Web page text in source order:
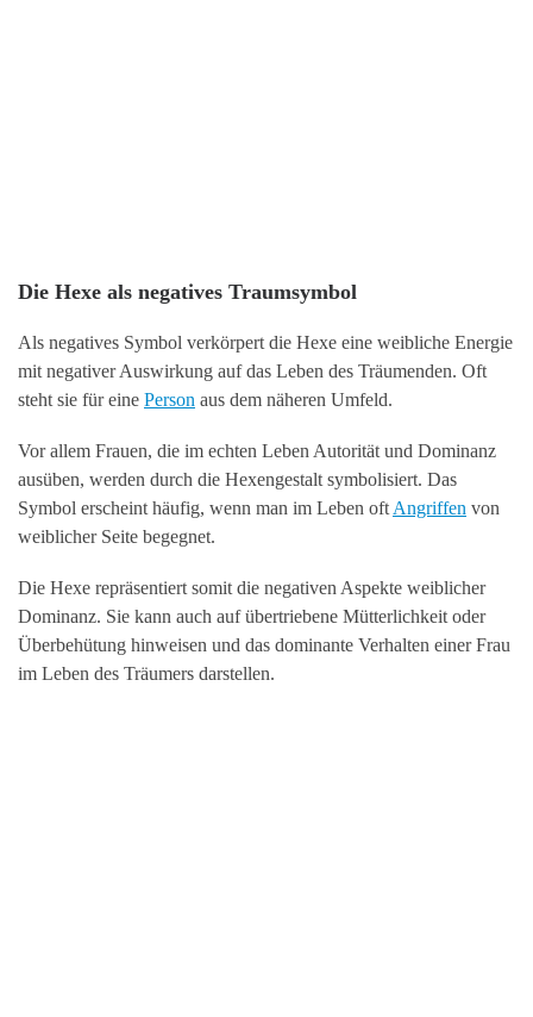
Die Hexe als negatives Traumsymbol
Als negatives Symbol verkörpert die Hexe eine weibliche Energie
mit negativer Auswirkung auf das Leben des Träumenden. Oft
steht sie für eine Person aus dem näheren Umfeld.
Vor allem Frauen, die im echten Leben Autorität und Dominanz
ausüben, werden durch die Hexengestalt symbolisiert. Das
Symbol erscheint häufig, wenn man im Leben oft Angriffen von
weiblicher Seite begegnet.
Die Hexe repräsentiert somit die negativen Aspekte weiblicher
Dominanz. Sie kann auch auf übertriebene Mütterlichkeit oder
Überbehütung hinweisen und das dominante Verhalten einer Frau
im Leben des Träumers darstellen.